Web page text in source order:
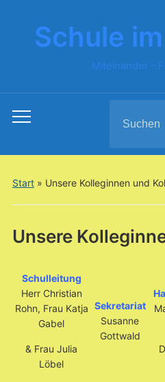
Schule
Miteinander –
Toggle
menu
for:
Start» Unsere Kolleginnen und
Unsere
Schulleitung
Herr Christian
Rohn, Frau Katja
Gabel
& Frau Julia
Löbel
Sekretariat
Susanne
Gottwald